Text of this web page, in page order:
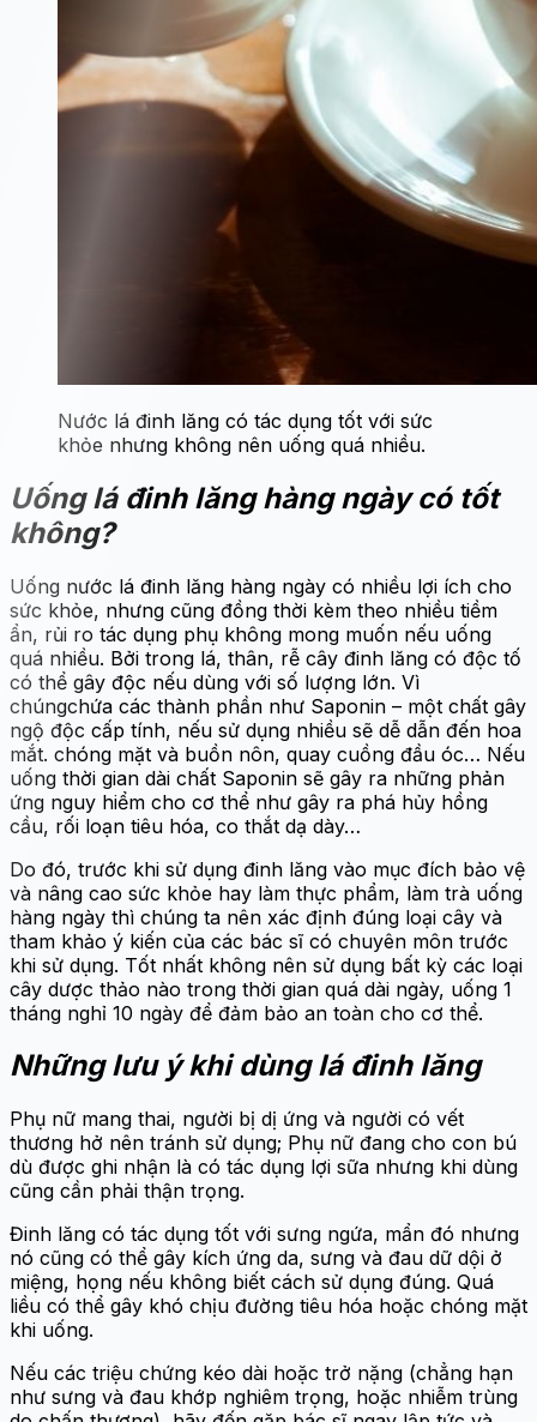
Nước lá đinh lăng có tác dụng tốt với sức
khỏe nhưng không nên uống quá nhiều.
Uống lá đinh lăng hàng ngày có tốt
không?
Uống nước lá đinh lăng hàng ngày có nhiều lợi ích cho
sức khỏe, nhưng cũng đồng thời kèm theo nhiều tiềm
ẩn, rủi ro tác dụng phụ không mong muốn nếu uống
quá nhiều. Bởi trong lá, thân, rễ cây đinh lăng có độc tố
có thể gây độc nếu dùng với số lượng lớn. Vì
chúngchứa các thành phần như Saponin – một chất gây
ngộ độc cấp tính, nếu sử dụng nhiều sẽ dễ dẫn đến hoa
mắt. chóng mặt và buồn nôn, quay cuồng đầu óc… Nếu
uống thời gian dài chất Saponin sẽ gây ra những phản
ứng nguy hiểm cho cơ thể như gây ra phá hủy hồng
cầu, rối loạn tiêu hóa, co thắt dạ dày…
Do đó, trước khi sử dụng đinh lăng vào mục đích bảo vệ
và nâng cao sức khỏe hay làm thực phẩm, làm trà uống
hàng ngày thì chúng ta nên xác định đúng loại cây và
tham khảo ý kiến của các bác sĩ có chuyên môn trước
khi sử dụng. Tốt nhất không nên sử dụng bất kỳ các loại
cây dược thảo nào trong thời gian quá dài ngày, uống 1
tháng nghỉ 10 ngày để đảm bảo an toàn cho cơ thể.
Những lưu ý khi dùng lá đinh lăng
Phụ nữ mang thai, người bị dị ứng và người có vết
thương hở nên tránh sử dụng; Phụ nữ đang cho con bú
dù được ghi nhận là có tác dụng lợi sữa nhưng khi dùng
cũng cần phải thận trọng.
Đinh lăng có tác dụng tốt với sưng ngứa, mẩn đó nhưng
nó cũng có thể gây kích ứng da, sưng và đau dữ dội ở
miệng, họng nếu không biết cách sử dụng đúng. Quá
liều có thể gây khó chịu đường tiêu hóa hoặc chóng mặt
khi uống.
Nếu các triệu chứng kéo dài hoặc trở nặng (chẳng hạn
như sưng và đau khớp nghiêm trọng, hoặc nhiễm trùng